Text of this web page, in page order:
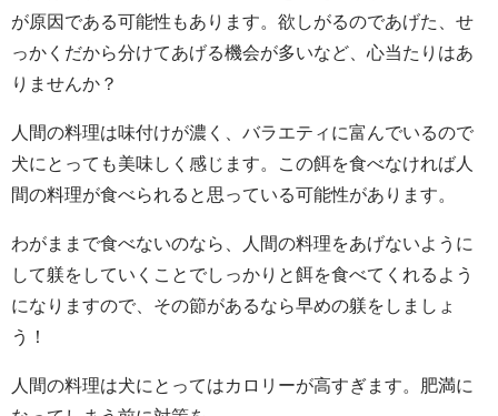
が原因である可能性もあります。欲しがるのであげた、せ
っかくだから分けてあげる機会が多いなど、心当たりはあ
りませんか？
人間の料理は味付けが濃く、バラエティに富んでいるので
犬にとっても美味しく感じます。この餌を食べなければ人
間の料理が食べられると思っている可能性があります。
わがままで食べないのなら、人間の料理をあげないように
して躾をしていくことでしっかりと餌を食べてくれるよう
になりますので、その節があるなら早めの躾をしましょ
う！
人間の料理は犬にとってはカロリーが高すぎます。肥満に